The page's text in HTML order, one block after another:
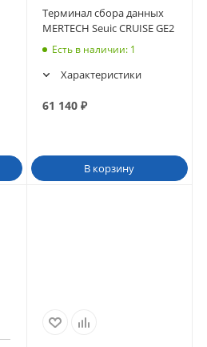
Терминал сбора данных
MERTECH Seuic CRUISE GE2
Есть в наличии: 1
Характеристики
61 140₽
В корзину